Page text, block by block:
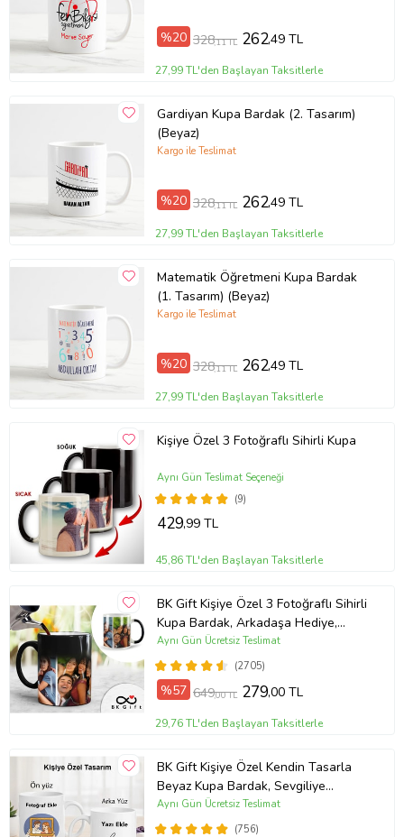
%20 328,11 TL 262,49 TL
27,99 TL'den Başlayan Taksitlerle
Gardiyan Kupa Bardak (2. Tasarım)
(Beyaz)
Kargo ile Teslimat
%20 328,11 TL 262,49 TL
27,99 TL'den Başlayan Taksitlerle
Matematik Öğretmeni Kupa Bardak
(1. Tasarım) (Beyaz)
Kargo ile Teslimat
%20 328,11 TL 262,49 TL
27,99 TL'den Başlayan Taksitlerle
Kişiye Özel 3 Fotoğraflı Sihirli Kupa
(9)
Aynı Gün Teslimat Seçeneği
429,99 TL
45,86 TL'den Başlayan Taksitlerle
BK Gift Kişiye Özel 3 Fotoğraflı Sihirli
Kupa Bardak, Arkadaşa Hediye,
Sevgiliye Hediye
(2705)
Aynı Gün Ücretsiz Teslimat
%57 649,00 TL 279,00 TL
29,76 TL'den Başlayan Taksitlerle
BK Gift Kişiye Özel Kendin Tasarla
Beyaz Kupa Bardak, Sevgiliye
Hediye, Arkadaşa Hediye, Doğum
Günü Hediyesi(756)
Aynı Gün Ücretsiz Teslimat